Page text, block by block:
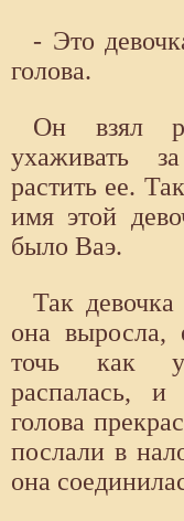
- Это
голова.
Он взял
ухаживать
растить ее.
имя этой
было Ваэ.
Так
она выросла,
точь как у
распалась,
голова
послали в
она